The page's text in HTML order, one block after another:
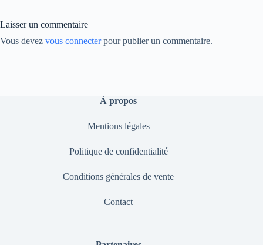
Laisser un commentaire
Vous devez vous connecterpour publier un commentaire.
À propos
Mentions légales
Politique de confidentialité
Conditions générales de vente
Contact